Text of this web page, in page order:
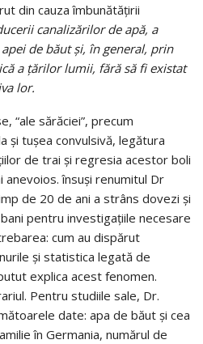
din cauza îmbunătăţirii
canalizărilor de apă, a
de băut şi, în general, prin
a ţărilor lumii, fără să fi existat
lor.
“ale sărăciei”, precum
şi tuşea convulsivă, legătura
de trai şi regresia acestor boli
însuşi renumitul Dr
de 20 de ani a strâns dovezi şi
pentru investigaţiile necesare
cum au dispărut
şi statistica legată de
explica acest fenomen.
Pentru studiile sale, Dr.
date: apa de băut şi cea
în Germania, numărul de